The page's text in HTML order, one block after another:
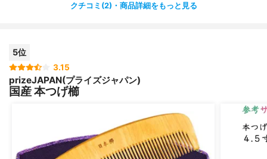
購入前に口コミを見ると、数ヶ月で折れたと言う方もいた
クチコミ(2)・商品詳細をもっと見る
5位
3.15
prizeJAPAN(プライズジャパン)
国産 本つげ櫛